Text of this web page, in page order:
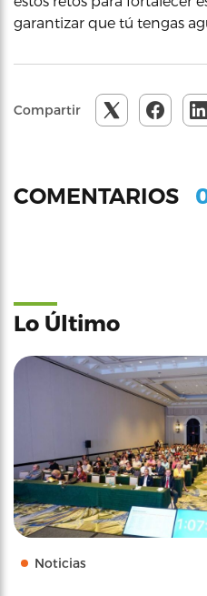
garantizar que tú tengas
Compartir
COMENTARIOS
Lo Último
Noticias